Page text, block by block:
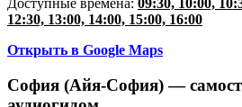
Доступные времена: 09:30, 10:00,
12:30, 13:00, 14:00, 15:00, 16:00
Открыть в Google Maps
София (Айя-София) —